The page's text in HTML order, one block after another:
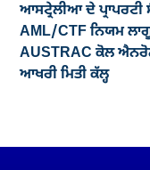
ਆਸਟ੍ਰੇਲੀਆ ਦੇ
AML/CTF ਨਿਯਮ
AUSTRAC ਕੋਲ
ਆਖਰੀ ਮਿਤੀ ਕੱਲ੍ਹ